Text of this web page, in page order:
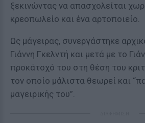
ξεκινώντας να απασχολείται
κρεοπωλείο και ένα αρτοποιείο.
Ως μάγειρας, συνεργάστηκε
Γιάννη Γκελντή και μετά με το
προκάτοχό του στη θέση του
τον οποίο μάλιστα θεωρεί και
μαγειρικής του”.